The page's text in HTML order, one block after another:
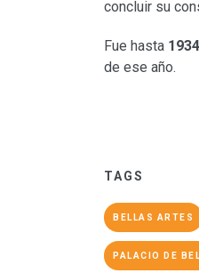
concluir su
Fue hasta 1934
de ese año.
TAGS
BELLAS ARTES
PALACIO DE